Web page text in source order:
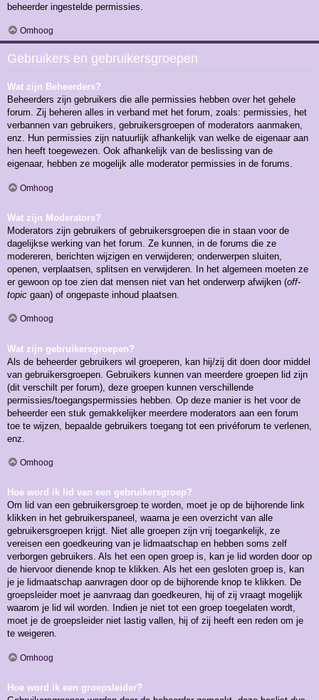
beheerder ingestelde permissies.
Omhoog
Gebruikers en gebruikersgroepen
Wat zijn Beheerders?
Beheerders zijn gebruikers die alle permissies hebben over het gehele
forum. Zij beheren alles in verband met het forum, zoals: permissies, het
verbannen van gebruikers, gebruikersgroepen of moderators aanmaken,
enz. Hun permissies zijn natuurlijk afhankelijk van welke de eigenaar aan
hen heeft toegewezen. Ook afhankelijk van de beslissing van de
eigenaar, hebben ze mogelijk alle moderator permissies in de forums.
Omhoog
Wat zijn Moderators?
Moderators zijn gebruikers of gebruikersgroepen die in staan voor de
dagelijkse werking van het forum. Ze kunnen, in de forums die ze
modereren, berichten wijzigen en verwijderen; onderwerpen sluiten,
openen, verplaatsen, splitsen en verwijderen. In het algemeen moeten ze
er gewoon op toe zien dat mensen niet van het onderwerp afwijken (off-
topic gaan) of ongepaste inhoud plaatsen.
Omhoog
Wat zijn gebruikersgroepen?
Als de beheerder gebruikers wil groeperen, kan hij/zij dit doen door middel
van gebruikersgroepen. Gebruikers kunnen van meerdere groepen lid zijn
(dit verschilt per forum), deze groepen kunnen verschillende
permissies/toegangspermissies hebben. Op deze manier is het voor de
beheerder een stuk gemakkelijker meerdere moderators aan een forum
toe te wijzen, bepaalde gebruikers toegang tot een privéforum te verlenen,
enz.
Omhoog
Hoe word ik lid van een gebruikersgroep?
Om lid van een gebruikersgroep te worden, moet je op de bijhorende link
klikken in het gebruikerspaneel, waarna je een overzicht van alle
gebruikersgroepen krijgt. Niet alle groepen zijn vrij toegankelijk, ze
vereisen een goedkeuring van je lidmaatschap en hebben soms zelf
verborgen gebruikers. Als het een open groep is, kan je lid worden door op
de hiervoor dienende knop te klikken. Als het een gesloten groep is, kan
je je lidmaatschap aanvragen door op de bijhorende knop te klikken. De
groepsleider moet je aanvraag dan goedkeuren, hij of zij vraagt mogelijk
waarom je lid wil worden. Indien je niet tot een groep toegelaten wordt,
moet je de groepsleider niet lastig vallen, hij of zij heeft een reden om je
te weigeren.
Omhoog
Hoe word ik een groepsleider?